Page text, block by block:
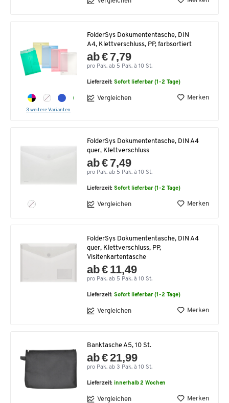
3 weitere Varianten
FolderSys Dokumententasche, DIN
A4, Klettverschluss, PP, farbsortiert
ab € 7,79
pro Pak. ab 5 Pak. à 10 St.
Lieferzeit:Sofort lieferbar (1-2 Tage)
Vergleichen Merken
FolderSys Dokumententasche, DIN A4
quer, Klettverschluss
ab € 7,49
pro Pak. ab 5 Pak. à 10 St.
Lieferzeit:Sofort lieferbar (1-2 Tage)
Vergleichen Merken
FolderSys Dokumententasche, DIN A4
quer, Klettverschluss, PP,
Visitenkartentasche
ab € 11,49
pro Pak. ab 5 Pak. à 10 St.
Lieferzeit:Sofort lieferbar (1-2 Tage)
Vergleichen Merken
Banktasche A5, 10 St.
ab € 21,99
pro Pak. ab 3 Pak. à 10 St.
Lieferzeit:innerhalb 2 Wochen
Vergleichen Merken